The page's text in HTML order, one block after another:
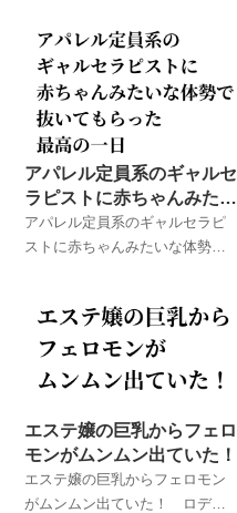
に体験したメンズエステでのハ
プニング体験談！
アパレル定員系のギャルセ
ラピストに赤ちゃんみたい
な体勢で抜いてもらった最
高の一日
アパレル定員系のギャルセラピ
ストに赤ちゃんみたいな体勢で
メンズエステでのハプニング体
験談！
エステ嬢の巨乳からフェロ
モンがムンムン出ていた！
エステ嬢の巨乳からフェロモン
がムンムン出ていた！ ロデオ